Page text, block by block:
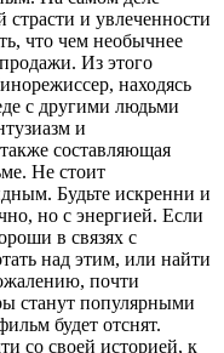
и увлеченности
что чем необычнее
Из этого
находясь
с другими людьми
и
составляющая
Не стоит
Будьте искренни и
но с энергией. Если
в связях с
над этим, или найти
почти
станут популярными
будет отснят.
со своей историей, к